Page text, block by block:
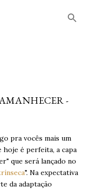
-
pra vocês mais um
hoje é perfeita, a capa
que será lançado no
". Na expectativa
da adaptação